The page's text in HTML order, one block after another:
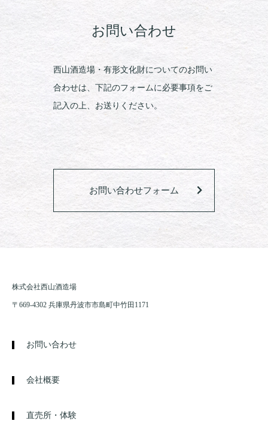
お問い合わせ
西山酒造場・有形文化財についてのお問い
合わせは、下記のフォームに必要事項をご
記入の上、お送りください。
お問い合わせフォーム
株式会社西山酒造場
〒669-4302 兵庫県丹波市市島町中竹田1171
お問い合わせ
会社概要
直売所・体験